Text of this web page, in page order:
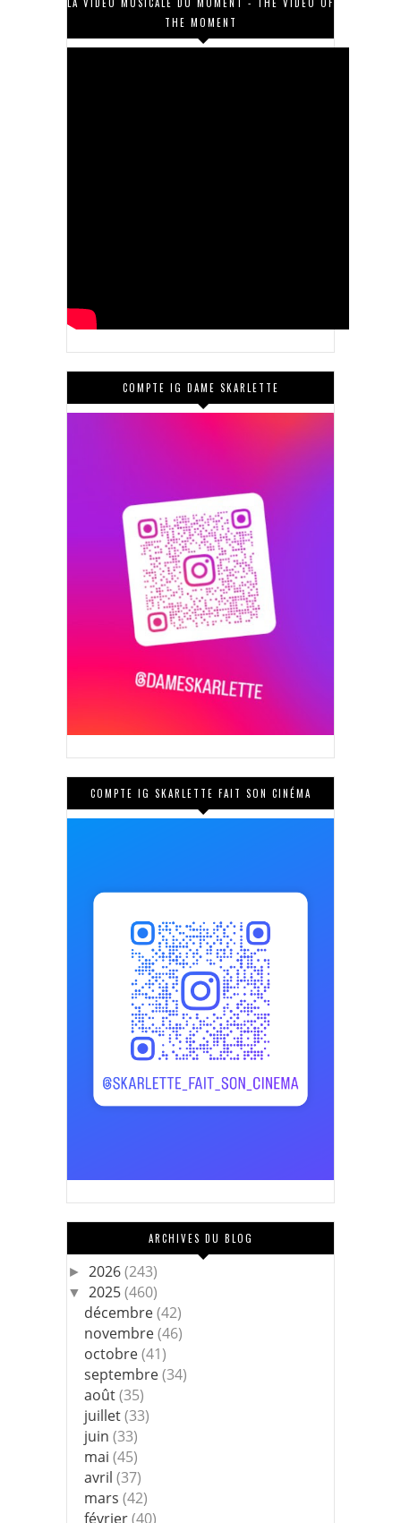
THE MOMENT
COMPTE IG DAME SKARLETTE
COMPTE IG SKARLETTE FAIT SON CINÉMA
ARCHIVES DU BLOG
► 2026(243)
▼ 2025(460)
décembre(42)
novembre(46)
octobre(41)
septembre(34)
août(35)
juillet(33)
juin(33)
mai(45)
avril(37)
mars(42)
février(40)